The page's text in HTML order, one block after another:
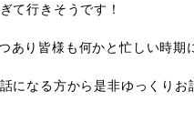
て行きそうです！
あり皆様も何かと忙しい時期
になる方から是非ゆっくり